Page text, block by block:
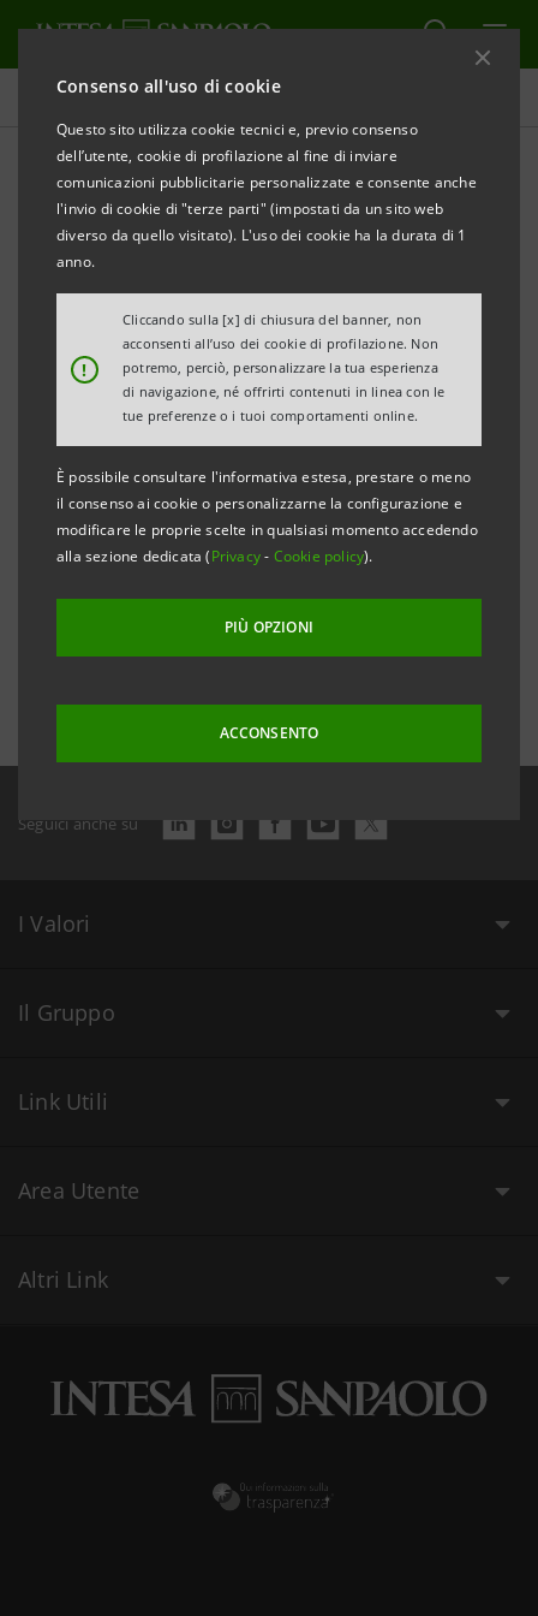
Consenso all'uso di cookie
Questo sito utilizza cookie tecnici e, previo consenso
dell’utente, cookie di profilazione al fine di inviare
comunicazioni pubblicitarie personalizzate e consente anche
l'invio di cookie di "terze parti" (impostati da un sito web
diverso da quello visitato). L'uso dei cookie ha la durata di 1
anno.
!
Cliccando sulla [x] di chiusura del banner, non
acconsenti all’uso dei cookie di profilazione. Non
potremo, perciò, personalizzare la tua esperienza
di navigazione, né offrirti contenuti in linea con le
tue preferenze o i tuoi comportamenti online.
È possibile consultare l'informativa estesa, prestare o meno
il consenso ai cookie o personalizzarne la configurazione e
modificare le proprie scelte in qualsiasi momento accedendo
alla sezione dedicata (Privacy- Cookie policy).
PIÙ OPZIONI
ACCONSENTO
Rendicontazione Consolidata di Sostenibilità
Archivio
ALERT STAMPA AGGIORNA
Filtra per Anno
Bilancio Sociale Sanpaolo IMI 2003 PDF
Data ultimo aggiornamento 2 dicembre 2016 alle ore 16:29:51
Seguici anche su
I Valori
Il Gruppo
Link Utili
Area Utente
Altri Link